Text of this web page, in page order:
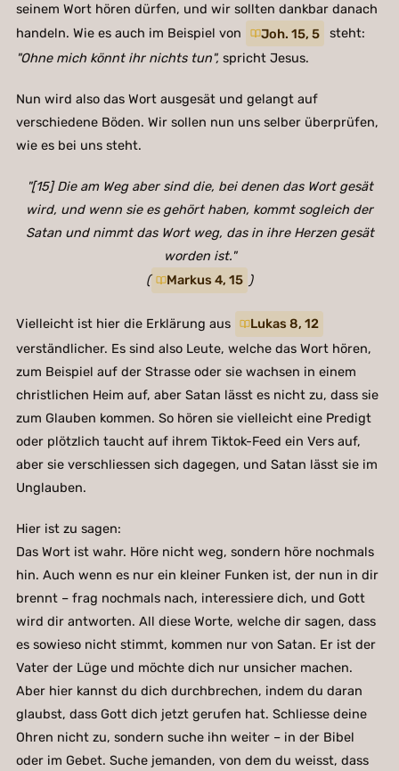
seinem Wort hören dürfen, und wir sollten dankbar danach
handeln. Wie es auch im Beispiel von
Joh. 15, 5
steht:
"Ohne mich könnt ihr nichts tun", spricht Jesus.
Nun wird also das Wort ausgesät und gelangt auf
verschiedene Böden. Wir sollen nun uns selber überprüfen,
wie es bei uns steht.
"[15] Die am Weg aber sind die, bei denen das Wort gesät
wird, und wenn sie es gehört haben, kommt sogleich der
Satan und nimmt das Wort weg, das in ihre Herzen gesät
worden ist."
(
Markus 4, 15 )
Vielleicht ist hier die Erklärung aus
Lukas 8, 12
verständlicher. Es sind also Leute, welche das Wort hören,
zum Beispiel auf der Strasse oder sie wachsen in einem
christlichen Heim auf, aber Satan lässt es nicht zu, dass sie
zum Glauben kommen. So hören sie vielleicht eine Predigt
oder plötzlich taucht auf ihrem Tiktok-Feed ein Vers auf,
aber sie verschliessen sich dagegen, und Satan lässt sie im
Unglauben.
Hier ist zu sagen:
Das Wort ist wahr. Höre nicht weg, sondern höre nochmals
hin. Auch wenn es nur ein kleiner Funken ist, der nun in dir
brennt – frag nochmals nach, interessiere dich, und Gott
wird dir antworten. All diese Worte, welche dir sagen, dass
es sowieso nicht stimmt, kommen nur von Satan. Er ist der
Vater der Lüge und möchte dich nur unsicher machen.
Aber hier kannst du dich durchbrechen, indem du daran
glaubst, dass Gott dich jetzt gerufen hat. Schliesse deine
Ohren nicht zu, sondern suche ihn weiter – in der Bibel
oder im Gebet. Suche jemanden, von dem du weisst, dass